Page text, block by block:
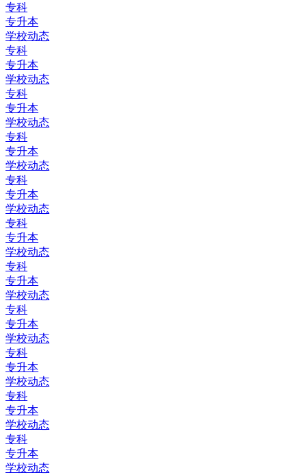
专科
专升本
学校动态
专科
专升本
学校动态
专科
专升本
学校动态
专科
专升本
学校动态
专科
专升本
学校动态
专科
专升本
学校动态
专科
专升本
学校动态
专科
专升本
学校动态
专科
专升本
学校动态
专科
专升本
学校动态
专科
专升本
学校动态